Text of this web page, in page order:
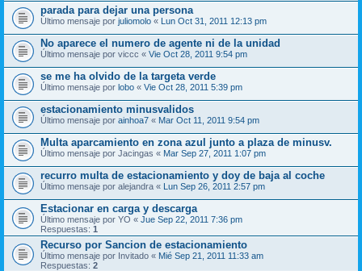
parada para dejar una persona
Último mensaje por juliomolo « Lun Oct 31, 2011 12:13 pm
No aparece el numero de agente ni de la unidad
Último mensaje por viccc « Vie Oct 28, 2011 9:54 pm
se me ha olvido de la targeta verde
Último mensaje por lobo « Vie Oct 28, 2011 5:39 pm
estacionamiento minusvalidos
Último mensaje por ainhoa7 « Mar Oct 11, 2011 9:54 pm
Multa aparcamiento en zona azul junto a plaza de minusv.
Último mensaje por Jacingas « Mar Sep 27, 2011 1:07 pm
recurro multa de estacionamiento y doy de baja al coche
Último mensaje por alejandra « Lun Sep 26, 2011 2:57 pm
Estacionar en carga y descarga
Último mensaje por YO « Jue Sep 22, 2011 7:36 pm
Respuestas: 1
Recurso por Sancion de estacionamiento
Último mensaje por Invitado « Mié Sep 21, 2011 11:33 am
Respuestas: 2